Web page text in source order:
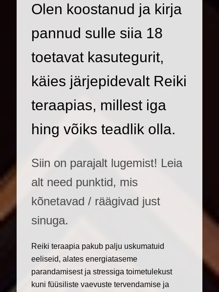
Olen koostanud ja kirja
pannud sulle siia 18
toetavat kasutegurit,
käies järjepidevalt Reiki
teraapias, millest iga
hing võiks teadlik olla.
Siin on parajalt lugemist! Leia
alt need punktid, mis
kõnetavad / räägivad just
sinuga.
Reiki teraapia pakub palju uskumatuid
eeliseid, alates energiataseme
parandamisest ja stressiga toimetulekust
kuni füüsiliste vaevuste tervendamise ja